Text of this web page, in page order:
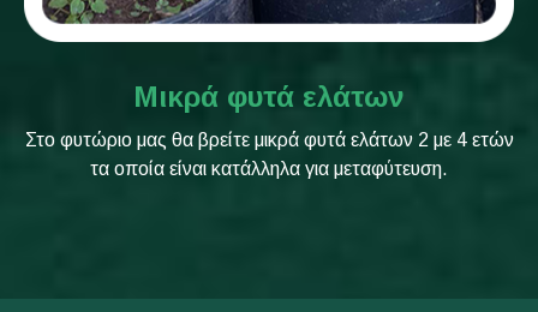
Μικρά φυτά ελάτων
Στο φυτώριο μας θα βρείτε μικρά φυτά ελάτων 2 με 4 ετών
τα οποία είναι κατάλληλα για μεταφύτευση.